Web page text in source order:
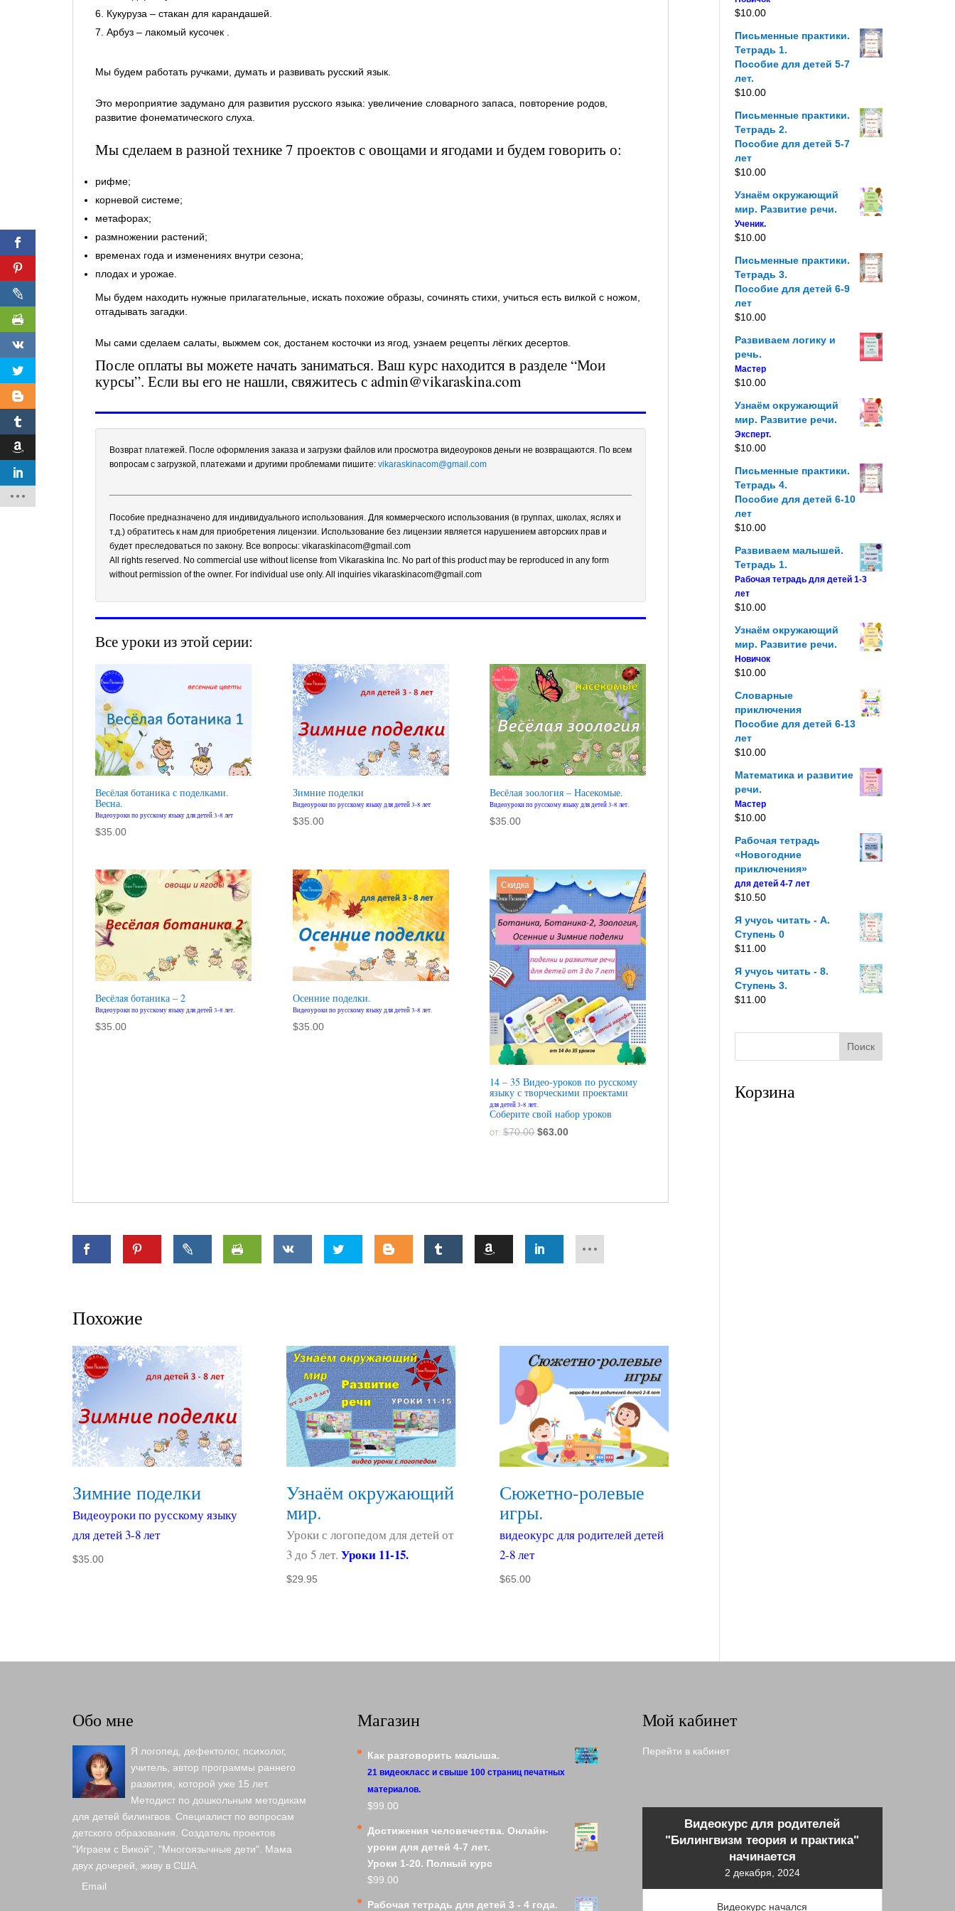
Кукуруза – стакан для карандашей.
Арбуз – лакомый кусочек .
Мы будем работать ручками, думать и развивать русский язык.
Это мероприятие задумано для развития русского языка: увеличение словарного запаса, повторение родов,
развитие фонематического слуха.
Мы сделаем в разной технике 7 проектов с овощами и ягодами и будем говорить о:
рифме;
корневой системе;
метафорах;
размножении растений;
временах года и изменениях внутри сезона;
плодах и урожае.
Мы будем находить нужные прилагательные, искать похожие образы, сочинять стихи, учиться есть вилкой с ножом,
отгадывать загадки.
Мы сами сделаем салаты, выжмем сок, достанем косточки из ягод, узнаем рецепты лёгких десертов.
После оплаты вы можете начать заниматься. Ваш курс находится в разделе “Мои
курсы”. Если вы его не нашли, свяжитесь с admin@vikaraskina.com
Возврат платежей. После оформления заказа и загрузки файлов или просмотра видеоуроков деньги не возвращаются. По всем
вопросам с загрузкой, платежами и другими проблемами пишите: vikaraskinacom@gmail.com
Пособие предназначено для индивидуального использования. Для коммерческого использования (в группах, школах, яслях и
т.д.) обратитесь к нам для приобретения лицензии. Использование без лицензии является нарушением авторских прав и
будет преследоваться по закону. Все вопросы: vikaraskinacom@gmail.com
All rights reserved. No commercial use without license from Vikaraskina Inc. No part of this product may be reproduced in any form
without permission of the owner. For individual use only. All inquiries vikaraskinacom@gmail.com
Все уроки из этой серии:
Весёлая ботаника с поделками.
Весна.
Видеоуроки по русскому языку для детей 3-8 лет
$35.00
Зимние поделки
Видеоуроки по русскому языку для детей 3-8 лет
$35.00
Весёлая зоология – Насекомые.
Видеоуроки по русскому языку для детей 3-8 лет.
$35.00
Весёлая ботаника – 2
Видеоуроки по русскому языку для детей 3-8 лет.
$35.00
Осенние поделки.
Видеоуроки по русскому языку для детей 3-8 лет.
$35.00
Скидка
14 – 35 Видео-уроков по русскому
языку с творческими проектами
для детей 3-8 лет.
Соберите свой набор уроков
ОТ:$70.00 Первоначальная
$63.00Текущая
Похожие
Зимние поделки
Видеоуроки по русскому языку
для детей 3-8 лет
$35.00
Узнаём окружающий
мир.
Уроки с логопедом для детей от
3 до 5 лет. Уроки 11-15.
$29.95
Сюжетно-ролевые
игры.
видеокурс для родителей детей
2-8 лет
$65.00
$10.00
Письменные практики.
Тетрадь 1.
Пособие для детей 5-7
лет.
$10.00
Письменные практики.
Тетрадь 2.
Пособие для детей 5-7
лет
$10.00
Узнаём окружающий
мир. Развитие речи.
Ученик.
$10.00
Письменные практики.
Тетрадь 3.
Пособие для детей 6-9
лет
$10.00
Развиваем логику и
речь.
Мастер
$10.00
Узнаём окружающий
мир. Развитие речи.
Эксперт.
$10.00
Письменные практики.
Тетрадь 4.
Пособие для детей 6-10
лет
$10.00
Развиваем малышей.
Тетрадь 1.
Рабочая тетрадь для детей 1-3
лет
$10.00
Узнаём окружающий
мир. Развитие речи.
Новичок
$10.00
Словарные
приключения
Пособие для детей 6-13
лет
$10.00
Математика и развитие
речи.
Мастер
$10.00
Рабочая тетрадь
«Новогодние
приключения»
для детей 4-7 лет
$10.50
Я учусь читать - A.
Ступень 0
$11.00
Я учусь читать - 8.
Ступень 3.
$11.00
Корзина
Обо мне
Я логопед, дефектолог, психолог,
учитель, автор программы раннего
развития, которой уже 15 лет.
Методист по дошкольным методикам
для детей билингвов. Специалист по вопросам
детского образования. Создатель проектов
"Играем с Викой", "Многоязычные дети". Мама
двух дочерей, живу в США.
Email
Магазин
Как разговорить малыша.
21 видеокласс и свыше 100 страниц печатных
материалов.
$99.00
Достижения человечества. Онлайн-
уроки для детей 4-7 лет.
Уроки 1-20. Полный курс
$99.00
Рабочая тетрадь для детей 3 - 4 года.
Мой кабинет
Перейти в кабинет
Видеокурс для родителей
"Билингвизм теория и практика"
начинается
2 декабря, 2024
Видеокурс начался